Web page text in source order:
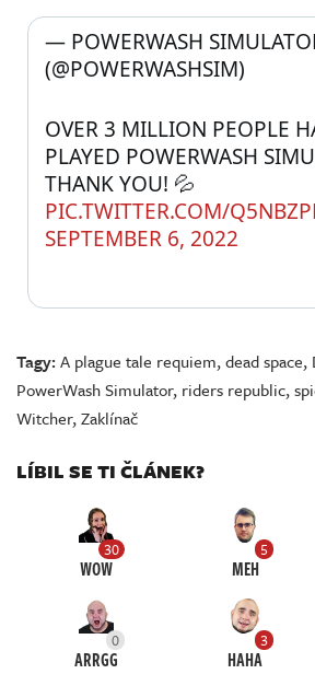
OVER 3 MILLION PEOPLE
PLAYED POWERWASH
PIC.TWITTER.COM/
— POWERWASH
(@POWERWASHSIM)
SEPTEMBER 6, 2022
Tagy:A plague tale requiem,dead space,
PowerWash Simulator, riders republic,
Witcher,Zaklínač
LÍBIL SE TI ČLÁNEK?
30
WOW
5
MEH
0
ARRGG
3
HAHA